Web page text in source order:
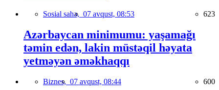
Sosial sahə, 07 avqust, 08:53 623
Azərbaycan minimumu: yaşamağı
təmin edən, lakin müstəqil həyata
yetməyən əməkhaqqı
Biznes, 07 avqust, 08:44 600